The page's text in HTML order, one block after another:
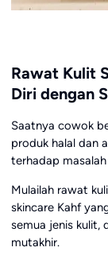
Rawat Kulit
Diri dengan
Saatnya cowok
produk halal dan
terhadap
Mulailah rawat
skincare Kahf
semua jenis kulit,
mutakhir.